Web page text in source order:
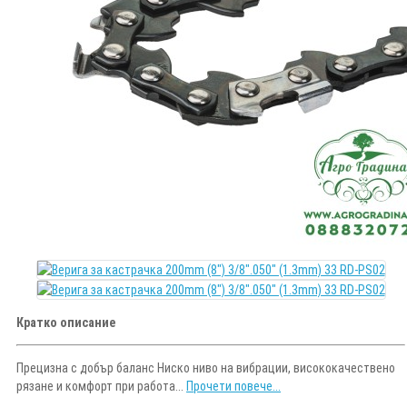
Кратко описание
Прецизна с добър баланс Ниско ниво на вибрации, висококачествено
рязане и комфорт при работа... Прочети повече...